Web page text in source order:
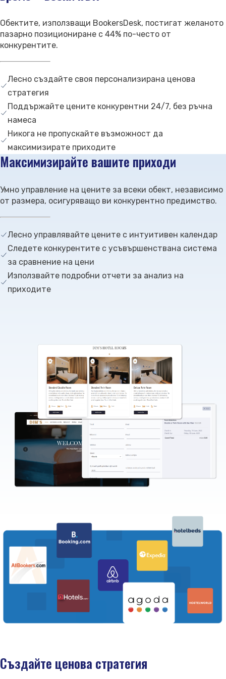
Поддръжка
Обектите, използващи BookersDesk, постигат желаното
пазарно позициониране с 44% по-често от
конкурентите.
Лесно създайте своя персонализирана ценова
стратегия
Поддържайте цените конкурентни 24/7, без ръчна
намеса
Никога не пропускайте възможност да
максимизирате приходите
Максимизирайте вашите приходи
Умно управление на цените за всеки обект, независимо
от размера, осигуряващо ви конкурентно предимство.
Лесно управлявайте цените с интуитивен календар
Следете конкурентите с усъвършенствана система
за сравнение на цени
Използвайте подробни отчети за анализ на
приходите
Създайте ценова стратегия